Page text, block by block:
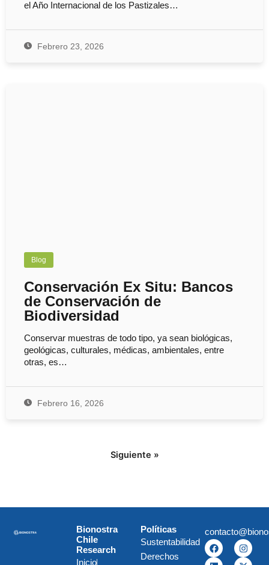
el Año Internacional de los Pastizales…
Febrero 23, 2026
Blog
Conservación Ex Situ: Bancos
de Conservación de
Biodiversidad
Conservar muestras de todo tipo, ya sean biológicas,
geológicas, culturales, médicas, ambientales, entre
otras, es…
Febrero 16, 2026
Siguiente »
Bionostra
Chile
Research
Inicio
Políticas
Sustentabilidad
Derechos
F
a
c
I
n
s
L
i
n
X
-
t